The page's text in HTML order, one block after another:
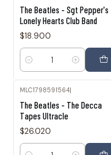
The Beatles - Sgt Pepper's
Lonely Hearts Club Band
$18.900
Cantidad
MLC1798591564|
The Beatles - The Decca
Tapes Ultracle
$26.020